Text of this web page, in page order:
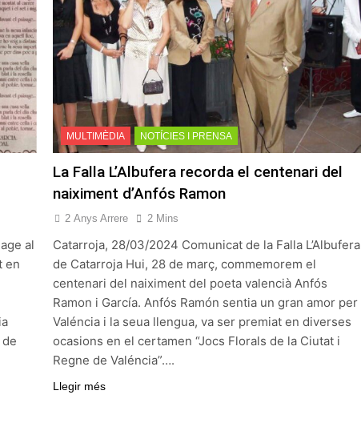
al
en
MULTIMÈDIA NOTÍCIES I PRENSA
La Falla L’Albufera recorda el centenari del
naiximent d’Anfós Ramon
2 Anys Arrere 2 Mins
Catarroja, 28/03/2024 Comunicat de la Falla L’Albufera
de Catarroja Hui, 28 de març, commemorem el
centenari del naiximent del poeta valencià Anfós
Ramon i García. Anfós Ramón sentia un gran amor per
Valéncia i la seua llengua, va ser premiat en diverses
ocasions en el certamen “Jocs Florals de la Ciutat i
Regne de Valéncia”….
Llegir més